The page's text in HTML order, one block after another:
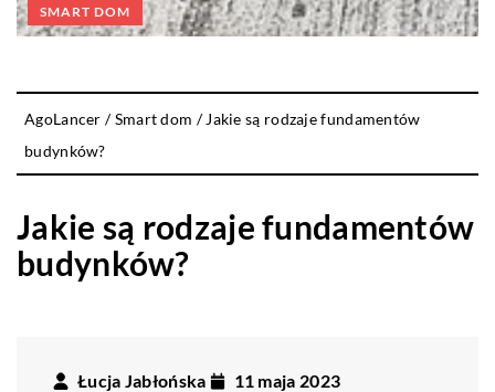
SMART DOM
AgoLancer /Smart dom / Jakie są rodzaje fundamentów
budynków?
Jakie są rodzaje fundamentów
budynków?
Łucja Jabłońska
11 maja 2023